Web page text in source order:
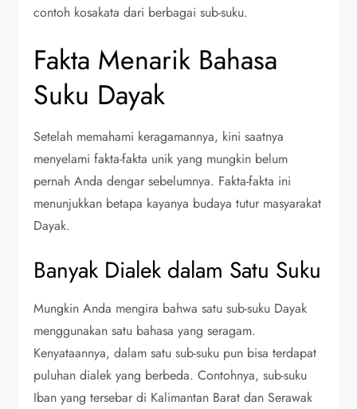
contoh kosakata dari berbagai sub-suku.
Fakta Menarik Bahasa
Suku Dayak
Setelah memahami keragamannya, kini saatnya
menyelami fakta-fakta unik yang mungkin belum
pernah Anda dengar sebelumnya. Fakta-fakta ini
menunjukkan betapa kayanya budaya tutur masyarakat
Dayak.
Banyak Dialek dalam Satu Suku
Mungkin Anda mengira bahwa satu sub-suku Dayak
menggunakan satu bahasa yang seragam.
Kenyataannya, dalam satu sub-suku pun bisa terdapat
puluhan dialek yang berbeda. Contohnya, sub-suku
Iban yang tersebar di Kalimantan Barat dan Serawak